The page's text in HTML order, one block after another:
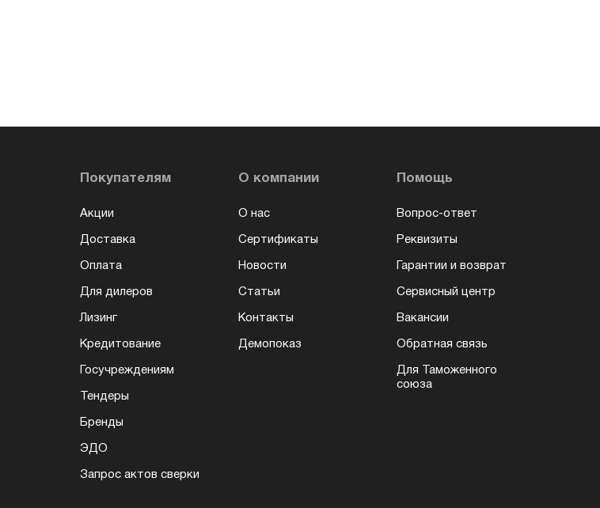
Покупателям
Акции
Доставка
Оплата
Для дилеров
Лизинг
Кредитование
Госучреждениям
Тендеры
Бренды
ЭДО
О компании
О нас
Сертификаты
Новости
Статьи
Контакты
Демопоказ
Помощь
Вопрос-ответ
Реквизиты
Гарантии и возврат
Сервисный центр
Вакансии
Обратная связь
Для Таможенного
союза
Запрос актов сверки